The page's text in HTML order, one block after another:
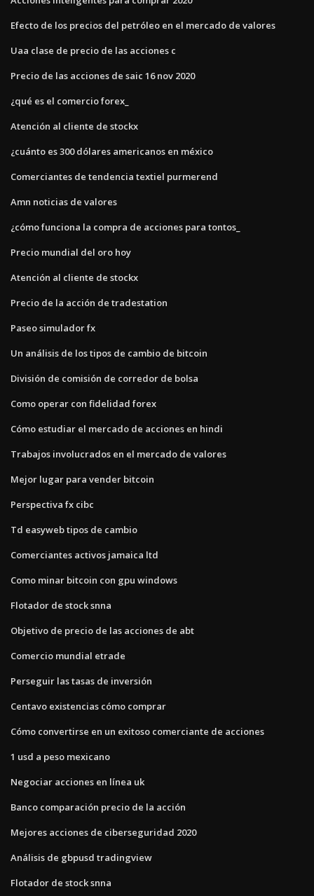
Efecto de los precios del petróleo en el mercado de valores
Uaa clase de precio de las acciones c
Precio de las acciones de saic 16 nov 2020
¿qué es el comercio forex_
Atención al cliente de stockx
¿cuánto es 300 dólares americanos en méxico
Comerciantes de tendencia textiel purmerend
Amn noticias de valores
¿cómo funciona la compra de acciones para tontos_
Precio mundial del oro hoy
Atención al cliente de stockx
Precio de la acción de tradestation
Paseo simulador fx
Un análisis de los tipos de cambio de bitcoin
División de comisión de corredor de bolsa
Como operar con fidelidad forex
Cómo estudiar el mercado de acciones en hindi
Trabajos involucrados en el mercado de valores
Mejor lugar para vender bitcoin
Perspectiva fx cibc
Td easyweb tipos de cambio
Comerciantes activos jamaica ltd
Como minar bitcoin con gpu windows
Flotador de stock snna
Objetivo de precio de las acciones de abt
Comercio mundial etrade
Perseguir las tasas de inversión
Centavo existencias cómo comprar
Cómo convertirse en un exitoso comerciante de acciones
1 usd a peso mexicano
Negociar acciones en línea uk
Banco comparación precio de la acción
Mejores acciones de ciberseguridad 2020
Análisis de gbpusd tradingview
Flotador de stock snna